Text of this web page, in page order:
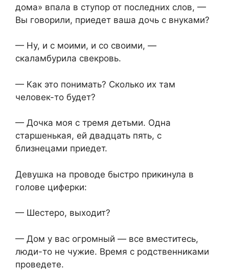
дома» впала в ступор от последних слов, —
Вы говорили, приедет ваша дочь с внуками?
— Ну, и с моими, и со своими, —
скаламбурила свекровь.
— Как это понимать? Сколько их там
человек-то будет?
— Дочка моя с тремя детьми. Одна
старшенькая, ей двадцать пять, с
близнецами приедет.
Девушка на проводе быстро прикинула в
голове циферки:
— Шестеро, выходит?
— Дом у вас огромный — все вместитесь,
люди-то не чужие. Время с родственниками
проведете.